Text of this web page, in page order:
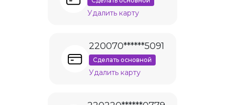
Удалить карту
220070******5091
Сделать основной
Удалить карту